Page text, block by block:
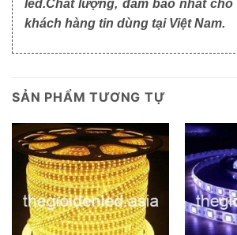
led.Chất lượng, đảm bảo nhất
khách hàng tin dùng tại Việt Nam.
SẢN PHẨM TƯƠNG TỰ